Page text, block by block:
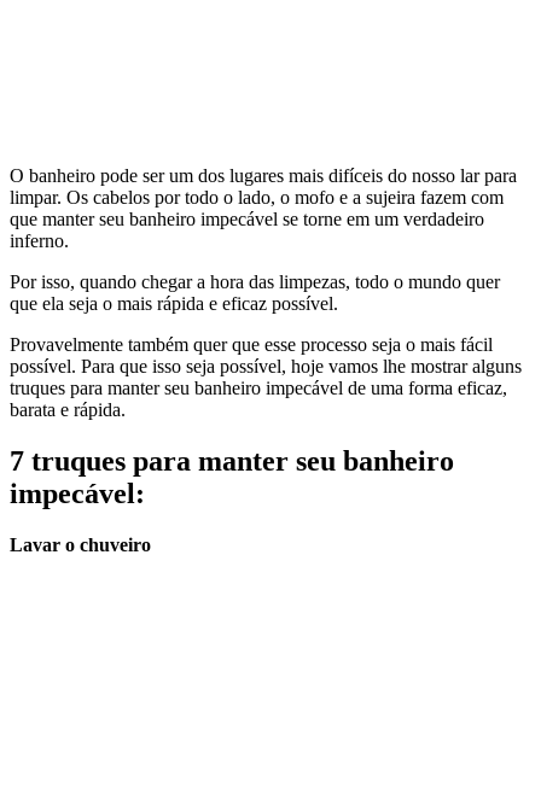
O banheiro pode ser um dos lugares mais difíceis do nosso lar para
limpar. Os cabelos por todo o lado, o mofo e a sujeira fazem com
que manter seu banheiro impecável se torne em um verdadeiro
inferno.
Por isso, quando chegar a hora das limpezas, todo o mundo quer
que ela seja o mais rápida e eficaz possível.
Provavelmente também quer que esse processo seja o mais fácil
possível. Para que isso seja possível, hoje vamos lhe mostrar alguns
truques para manter seu banheiro impecável de uma forma eficaz,
barata e rápida.
7 truques para manter seu banheiro
impecável:
Lavar o chuveiro